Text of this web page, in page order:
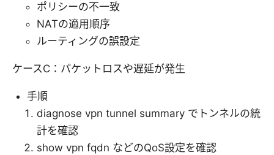
ポリシーの不一致
NATの適用順序
ルーティングの誤設定
ケースC：パケットロスや遅延が発生
手順
diagnose vpn tunnel summary でトンネルの統
計を確認
show vpn fqdn などのQoS設定を確認